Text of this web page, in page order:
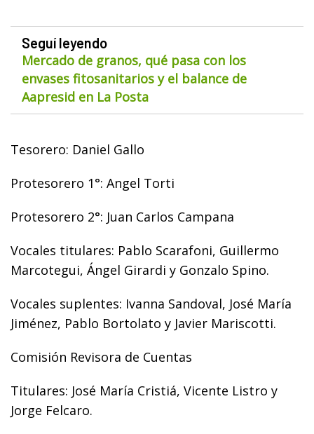
Seguí leyendo
Mercado de granos, qué pasa con los
envases fitosanitarios y el balance de
Aapresid en La Posta
Tesorero: Daniel Gallo
Protesorero 1°: Angel Torti
Protesorero 2°: Juan Carlos Campana
Vocales titulares: Pablo Scarafoni, Guillermo
Marcotegui, Ángel Girardi y Gonzalo Spino.
Vocales suplentes: Ivanna Sandoval, José María
Jiménez, Pablo Bortolato y Javier Mariscotti.
Comisión Revisora de Cuentas
Titulares: José María Cristiá, Vicente Listro y
Jorge Felcaro.